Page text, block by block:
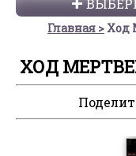
Главная Ход
ХОД